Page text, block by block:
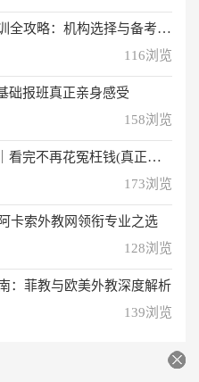
攻略：机构选择与备考指南
116浏览
础报班真正亲身感受
158浏览
再花冤枉钱(真正的用户反馈)
173浏览
卡索外教网领衔专业之选
128浏览
：菲教与欧美外教深度解析
139浏览